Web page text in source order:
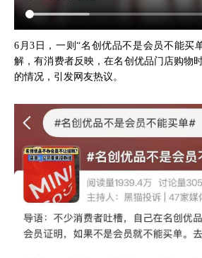
6月3日，一则“名创优品不是会员不能买
解，有消费者反映，在名创优品门店购物
的情况，引发网友热议。